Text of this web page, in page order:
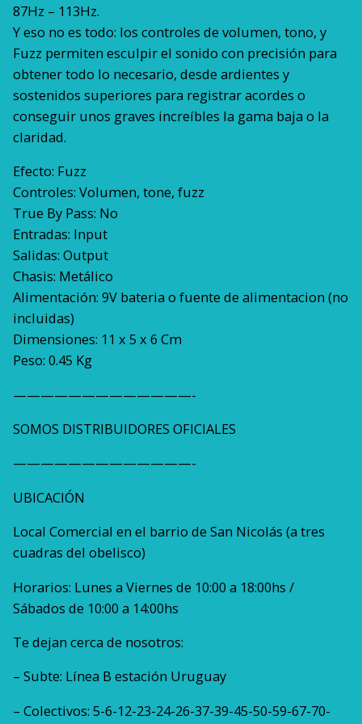
87Hz – 113Hz.
Y eso no es todo: los controles de volumen, tono, y
Fuzz permiten esculpir el sonido con precisión para
obtener todo lo necesario, desde ardientes y
sostenidos superiores para registrar acordes o
conseguir unos graves increíbles la gama baja o la
claridad.
Efecto: Fuzz
Controles: Volumen, tone, fuzz
True By Pass: No
Entradas: Input
Salidas: Output
Chasis: Metálico
Alimentación: 9V bateria o fuente de alimentacion (no
incluidas)
Dimensiones: 11 x 5 x 6 Cm
Peso: 0.45 Kg
—————————————-
SOMOS DISTRIBUIDORES OFICIALES
—————————————-
UBICACIÓN
Local Comercial en el barrio de San Nicolás (a tres
cuadras del obelisco)
Horarios: Lunes a Viernes de 10:00 a 18:00hs /
Sábados de 10:00 a 14:00hs
Te dejan cerca de nosotros:
– Subte: Línea B estación Uruguay
– Colectivos: 5-6-12-23-24-26-37-39-45-50-59-67-70-